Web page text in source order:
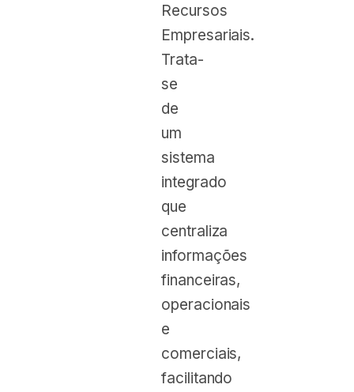
Recursos
Empresariais.
Trata-
se
de
um
sistema
integrado
que
centraliza
informações
financeiras,
operacionais
e
comerciais,
facilitando